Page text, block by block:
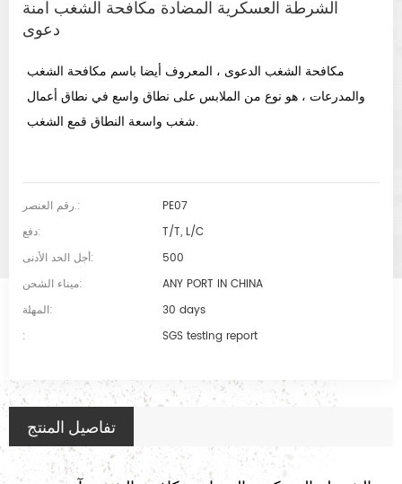
الشرطة العسكرية المضادة مكافحة الشغب آمنة
دعوى
مكافحة الشغب الدعوى ، المعروف أيضا باسم مكافحة الشغب
والمدرعات ، هو نوع من الملابس على نطاق واسع في نطاق أعمال
شغب واسعة النطاق قمع الشغب.
رقم العنصر.:
PE07
دفع:
T/T, L/C
أجل الحد الأدنى:
500
ميناء الشحن:
ANY PORT IN CHINA
المهلة:
30 days
:
SGS testing report
تفاصيل المنتج